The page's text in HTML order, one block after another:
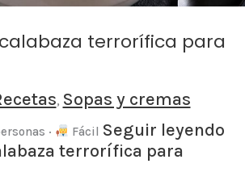
terrorífica para
, Sopas y cremas
· Fácil Seguir leyendo
terrorífica para